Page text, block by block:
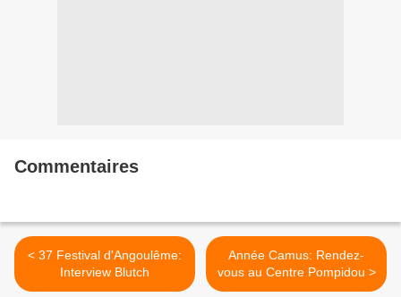
Commentaires
< 37 Festival d'Angoulême:
Interview Blutch
Année Camus: Rendez-
vous au Centre Pompidou >